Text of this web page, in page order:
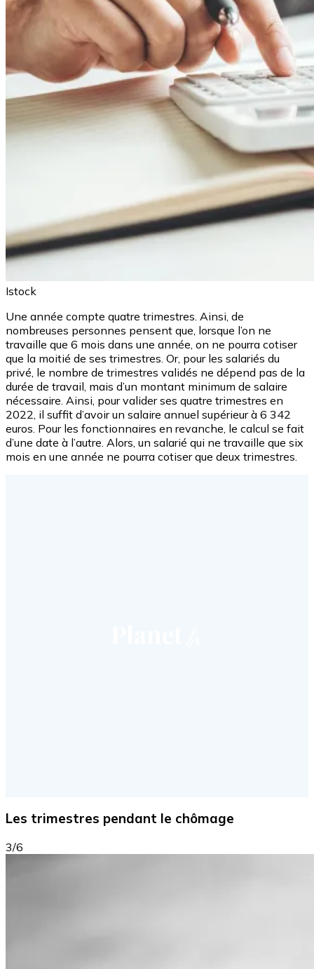
Istock
Une année compte quatre trimestres. Ainsi, de
nombreuses personnes pensent que, lorsque l’on ne
travaille que 6 mois dans une année, on ne pourra cotiser
que la moitié de ses trimestres. Or, pour les salariés du
privé, le nombre de trimestres validés ne dépend pas de la
durée de travail, mais d’un montant minimum de salaire
nécessaire. Ainsi, pour valider ses quatre trimestres en
2022, il suffit d’avoir un salaire annuel supérieur à 6 342
euros. Pour les fonctionnaires en revanche, le calcul se fait
d’une date à l’autre. Alors, un salarié qui ne travaille que six
mois en une année ne pourra cotiser que deux trimestres.
Les trimestres pendant le chômage
3/6